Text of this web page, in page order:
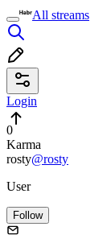
All streams
Login
0
Karma
rosty@rosty
User
Follow